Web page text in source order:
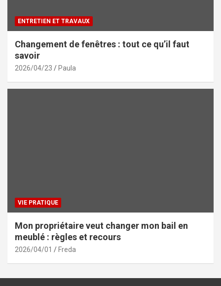
ENTRETIEN ET TRAVAUX
Changement de fenêtres : tout ce qu’il faut
savoir
2026/04/23 Paula
VIE PRATIQUE
Mon propriétaire veut changer mon bail en
meublé : règles et recours
2026/04/01 Freda